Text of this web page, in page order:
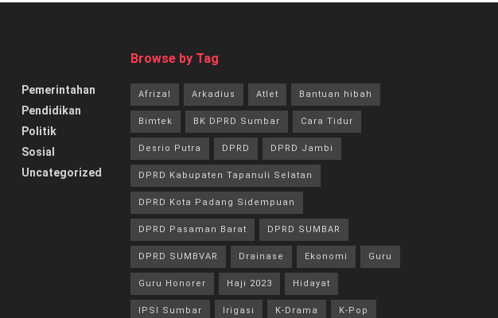
Pemerintahan
Pendidikan
Politik
Sosial
Uncategorized
Browse by Tag
Afrizal Arkadius Atlet Bantuan hibah
Bimtek BK DPRD Sumbar Cara Tidur
Desrio Putra DPRD DPRD Jambi
DPRD Kabupaten Tapanuli Selatan
DPRD Kota Padang Sidempuan
DPRD Pasaman Barat DPRD SUMBAR
DPRD SUMBVAR Drainase Ekonomi Guru
Guru Honorer Haji 2023 Hidayat
IPSI Sumbar Irigasi K-Drama K-Pop